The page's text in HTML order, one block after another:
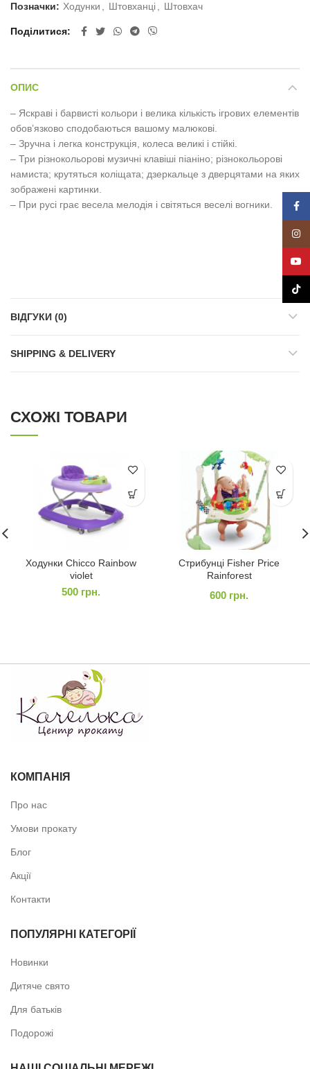
Позначки: Ходунки , Штовханці, Штовхач
Поділитися
ОПИС
– Яскраві і барвисті кольори і велика кількість ігрових елементів
обов’язково сподобаються вашому малюкові.
– Зручна і легка конструкція, колеса великі і стійкі.
– Три різнокольорові музичні клавіші піаніно; різнокольорові
намиста; крутяться коліщата; дзеркальце з дверцятами на яких
зображені картинки.
– При русі грає весела мелодія і світяться веселі вогники.
ВІДГУКИ (0)
SHIPPING & DELIVERY
СХОЖІ ТОВАРИ
Ходунки Chicco Rainbow
violet
500 грн.
Стрибунці Fisher Price
Rainforest
600 грн.
КОМПАНІЯ
Про нас
Умови прокату
Блог
Акції
Контакти
ПОПУЛЯРНІ КАТЕГОРІЇ
Новинки
Дитяче свято
Для батьків
Подорожі